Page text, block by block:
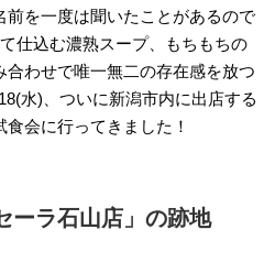
前を一度は聞いたことがあるので
仕込む濃熟スープ、もちもちの
わせで唯一無二の存在感を放つ
水)、ついに新潟市内に出店する
会に行ってきました！
ーラ石山店」の跡地